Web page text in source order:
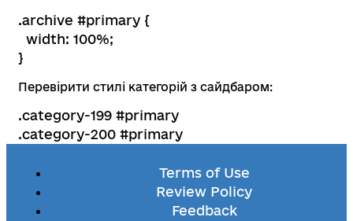
.archive #primary {
width: 100%;
}
Перевірити стилі категорій з сайдбаром:
.category-199 #primary
.category-200 #primary
Terms of Use
Review Policy
Feedback